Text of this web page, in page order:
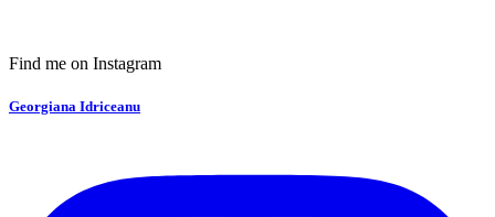
Find me on Instagram
Georgiana Idriceanu